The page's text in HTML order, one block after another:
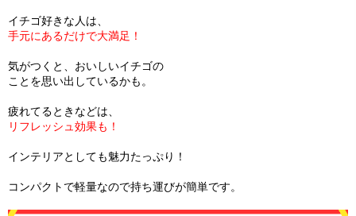
イチゴ好きな人は、
手元にあるだけで大満足！
気がつくと、おいしいイチゴの
ことを思い出しているかも。
疲れてるときなどは、
リフレッシュ効果も！
インテリアとしても魅力たっぷり！
コンパクトで軽量なので持ち運びが簡単です。